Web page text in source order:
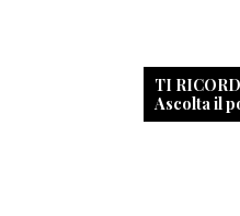
TI
Ascolta il